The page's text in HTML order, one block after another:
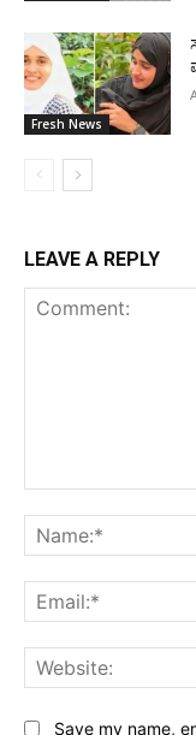
Fresh News
LEAVE A REPLY
Save my name,